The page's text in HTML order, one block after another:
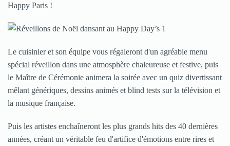
Happy Paris !
Le cuisinier et son équipe vous régaleront d'un agréable menu
spécial réveillon dans une atmosphère chaleureuse et festive, puis
le Maître de Cérémonie animera la soirée avec un quiz divertissant
mêlant génériques, dessins animés et blind tests sur la télévision et
la musique française.
Puis les artistes enchaîneront les plus grands hits des 40 dernières
années, créant un véritable feu d'artifice d'émotions entre rires et